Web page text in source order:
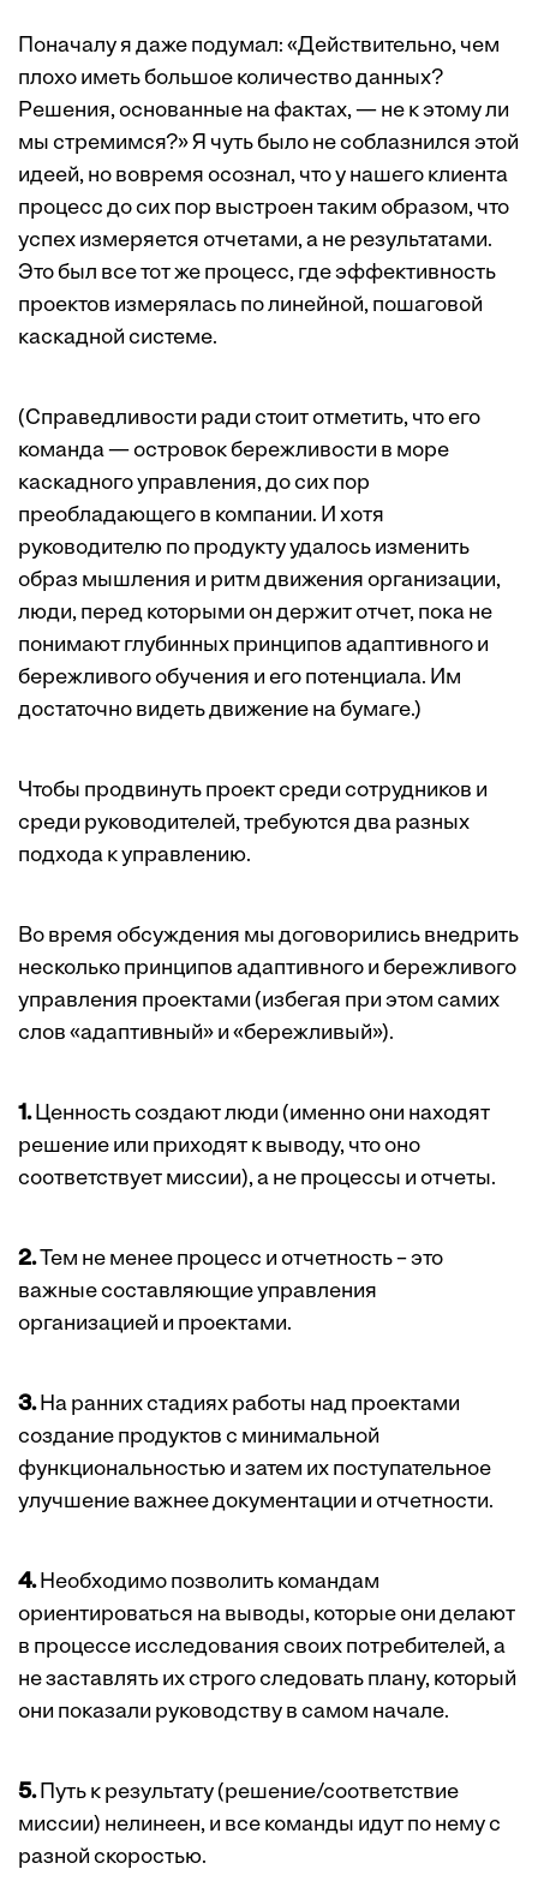
Поначалу я даже подумал: «Действительно, чем
плохо иметь большое количество данных?
Решения, основанные на фактах, — не к этому ли
мы стремимся?» Я чуть было не соблазнился этой
идеей, но вовремя осознал, что у нашего клиента
процесс до сих пор выстроен таким образом, что
успех измеряется отчетами, а не результатами.
Это был все тот же процесс, где эффективность
проектов измерялась по линейной, пошаговой
каскадной системе.
(Справедливости ради стоит отметить, что его
команда — островок бережливости в море
каскадного управления, до сих пор
преобладающего в компании. И хотя
руководителю по продукту удалось изменить
образ мышления и ритм движения организации,
люди, перед которыми он держит отчет, пока не
понимают глубинных принципов адаптивного и
бережливого обучения и его потенциала. Им
достаточно видеть движение на бумаге.)
Чтобы продвинуть проект среди сотрудников и
среди руководителей, требуются два разных
подхода к управлению.
Во время обсуждения мы договорились внедрить
несколько принципов адаптивного и бережливого
управления проектами (избегая при этом самих
слов «адаптивный» и «бережливый»).
1.Ценность создают люди (именно они находят
решение или приходят к выводу, что оно
соответствует миссии), а не процессы и отчеты.
2.Тем не менее процесс и отчетность – это
важные составляющие управления
организацией и проектами.
3.На ранних стадиях работы над проектами
создание продуктов с минимальной
функциональностью и затем их поступательное
улучшение важнее документации и отчетности.
4.Необходимо позволить командам
ориентироваться на выводы, которые они делают
в процессе исследования своих потребителей, а
не заставлять их строго следовать плану, который
они показали руководству в самом начале.
5.Путь к результату (решение/соответствие
миссии) нелинеен, и все команды идут по нему с
разной скоростью.